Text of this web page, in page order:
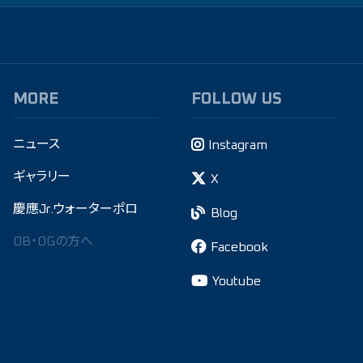
MORE
ニュース
ギャラリー
慶應Jr.ウォーターポロ
OB・OGの方へ
FOLLOW US
Instagram
X
Blog
Facebook
Youtube